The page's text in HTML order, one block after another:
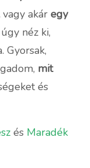
vagy akár egy
néz ki,
Gyorsak,
mit
és
és Maradék